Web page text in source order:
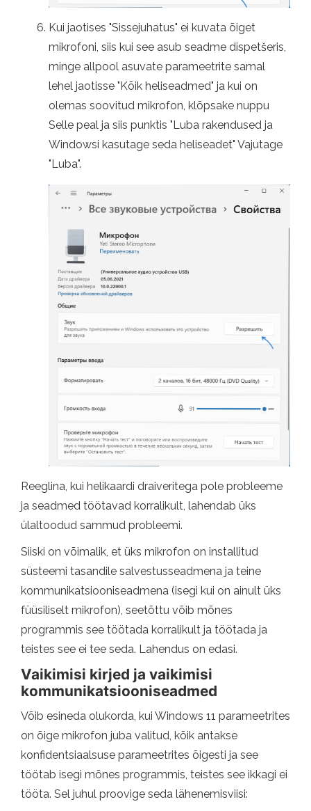
Kui jaotises "Sissejuhatus" ei kuvata õiget
mikrofoni, siis kui see asub seadme dispetšeris,
minge allpool asuvate parameetrite samal
lehel jaotisse "Kõik heliseadmed" ja kui on
olemas soovitud mikrofon, klõpsake nuppu
Selle peal ja siis punktis "Luba rakendused ja
Windowsi kasutage seda heliseadet" Vajutage
"Luba".
Reeglina, kui helikaardi draiveritega pole probleeme
ja seadmed töötavad korralikult, lahendab üks
ülaltoodud sammud probleemi.
Siiski on võimalik, et üks mikrofon on installitud
süsteemi tasandile salvestusseadmena ja teine ​​
kommunikatsiooniseadmena (isegi kui on ainult üks
füüsiliselt mikrofon), seetõttu võib mõnes
programmis see töötada korralikult ja töötada ja
teistes see ei tee seda. Lahendus on edasi.
Vaikimisi kirjed ja vaikimisi
kommunikatsiooniseadmed
Võib esineda olukorda, kui Windows 11 parameetrites
on õige mikrofon juba valitud, kõik antakse
konfidentsiaalsuse parameetrites õigesti ja see
töötab isegi mõnes programmis, teistes see ikkagi ei
tööta. Sel juhul proovige seda lähenemisviisi: